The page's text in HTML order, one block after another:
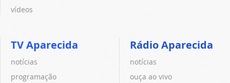
vídeos
TV Aparecida
notícias
programação
Rádio Aparecida
notícias
ouça ao vivo